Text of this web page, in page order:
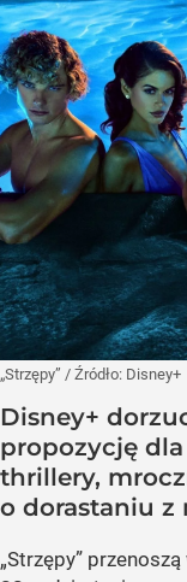
„Strzępy” / Źródło: Disney+
Disney+
propozycję
thrillery,
o dorastaniu z
„Strzępy”